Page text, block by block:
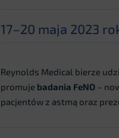
17–20 maja 2023
Reynolds Medical bierze
promuje badania FeNO–
pacjentów z astmą oraz